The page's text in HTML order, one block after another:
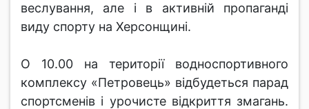
веслування, але і в активній пропаганді
виду спорту на Херсонщині.
О 10.00 на території водноспортивного
комплексу «Петровець» відбудеться парад
спортсменів і урочисте відкриття змагань.